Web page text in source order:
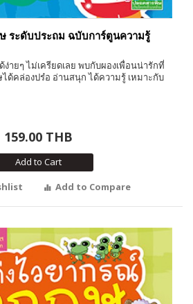
ระดับประถม ฉบับการ์ตูนความรู้
ายๆ ไม่เครียดเลย พบกับผองเพื่อนน่ารักที่
ด้คล่องปร๋อ อ่านสนุก ได้ความรู้ เหมาะกับ
159.00 THB
Add to Cart
Add to Compare